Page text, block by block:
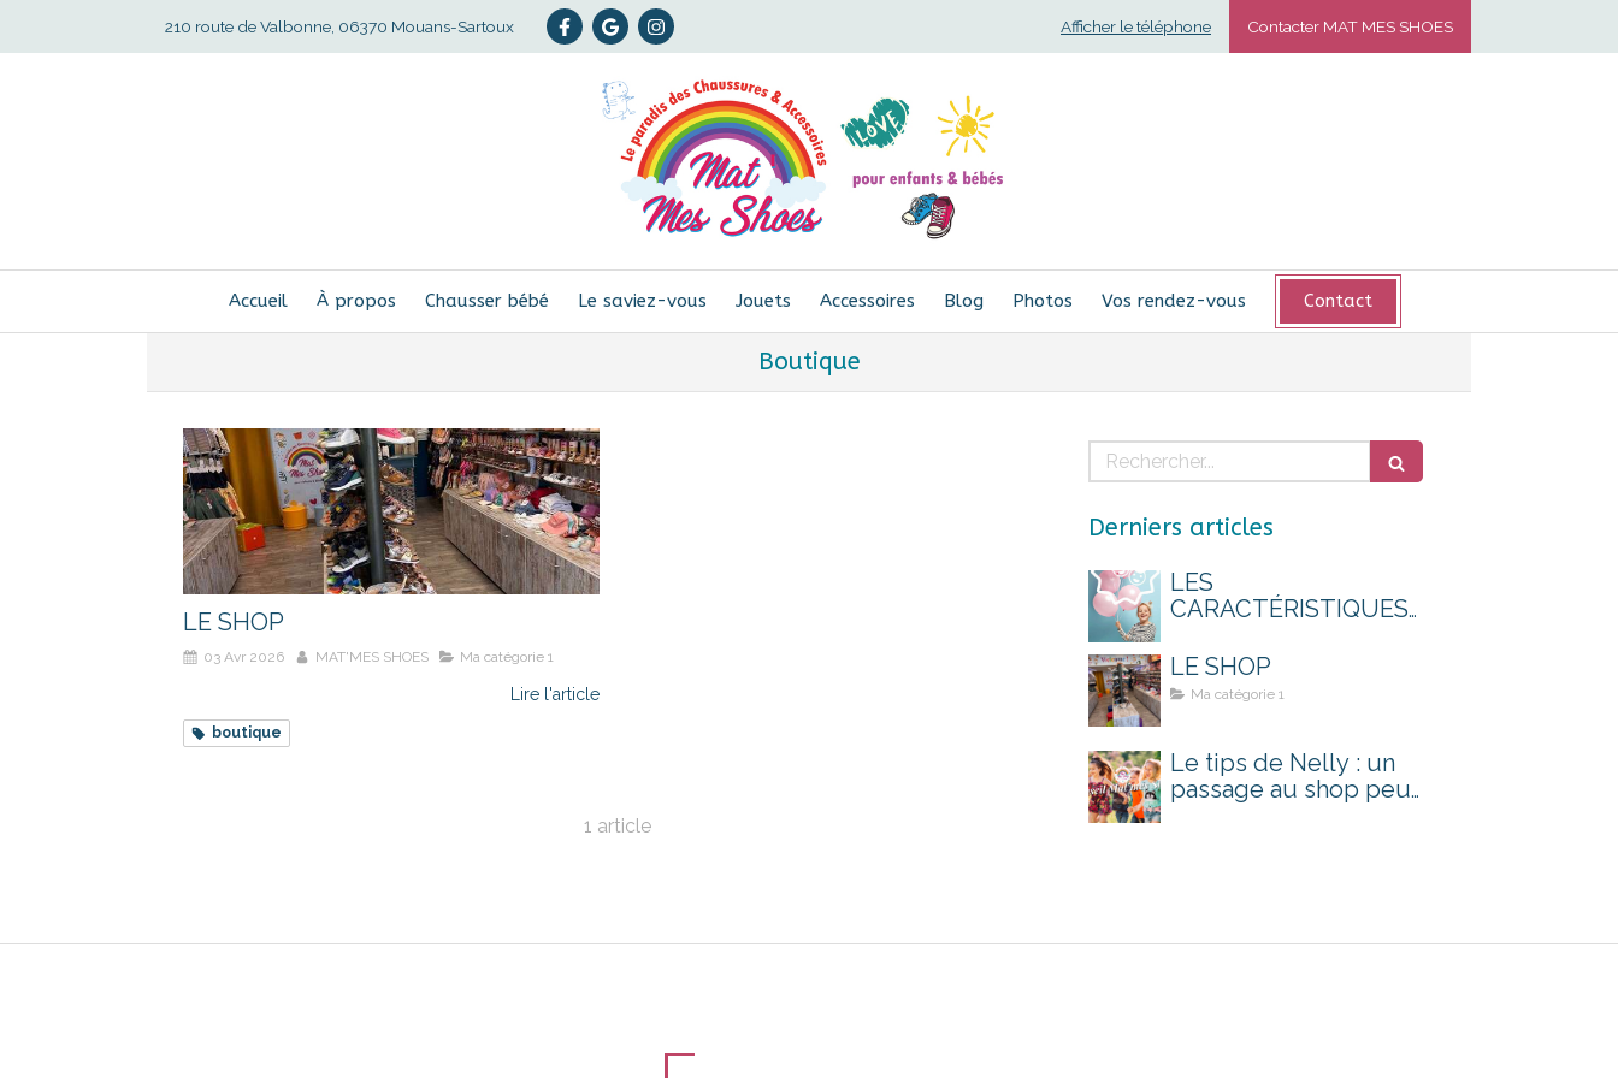
210 route de Valbonne, 06370 Mouans-Sartoux Contacter MAT MES SHOES
Afficher le téléphone
Accueil À propos Chausser bébé Le saviez-vous Jouets Accessoires Blog Photos Vos rendez-vous Contact
Boutique
LE SHOP
03 Avr 2026 MAT'MES SHOES Ma catégorie 1
Lire l'article
boutique
1 article
Rechercher
Derniers articles
LES
CARACTÉRISTIQUES
CHAUSSURE POUR
KIDS !
LE SHOP
Ma catégorie 1
Le tips de Nelly : un
passage au shop peut